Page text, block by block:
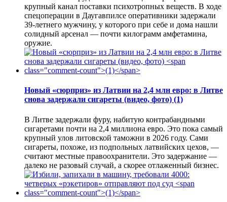
крупный канал поставки психотропных веществ. В ходе
спецоперации в Даугавпилсе оперативники задержали
39-летнего мужчину, у которого при себе и дома нашли
солидный арсенал — почти килограмм амфетамина,
оружие.
Новый «сюрприз» из Латвии на 2,4 млн евро: в Литве
снова задержали сигареты (видео, фото) (1)
В Литве задержали фуру, набитую контрабандными
сигаретами почти на 2,4 миллиона евро. Это пока самый
крупный улов литовской таможни в 2026 году. Сами
сигареты, похоже, из подпольных латвийских цехов, —
считают местные правоохранители. Это задержание —
далеко не разовый случай, а скорее отлаженный бизнес.